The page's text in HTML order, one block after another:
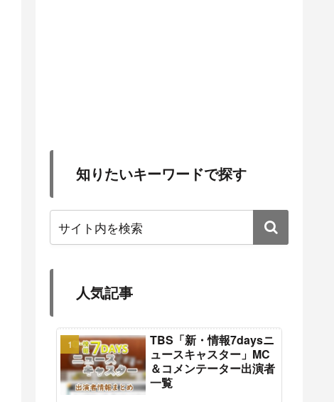
知りたいキーワードで探す
人気記事
TBS「新・情報7daysニ
ュースキャスター」MC
＆コメンテーター出演者
一覧